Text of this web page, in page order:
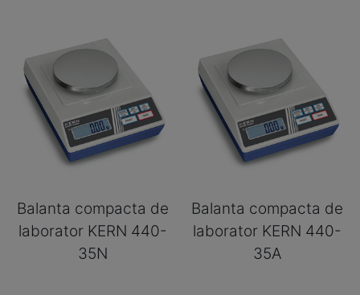
Balanta compacta de
laborator KERN 440-
35N
Balanta compacta de
laborator KERN 440-
35A